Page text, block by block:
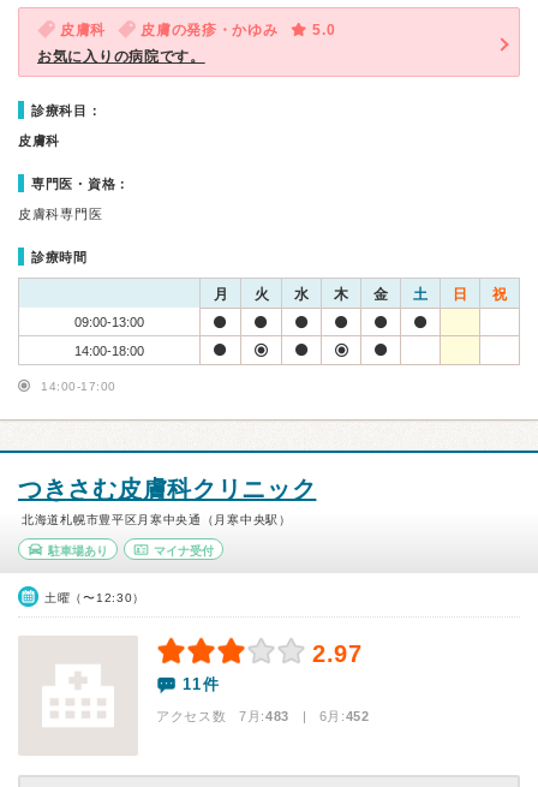
皮膚科 皮膚の発疹・かゆみ
5.0
お気に入りの病院です。
診療科目：
皮膚科
専門医・資格：
皮膚科専門医
診療時間
月 火 水 木 金 土 日 祝
09:00-13:00
14:00-18:00
14:00-17:00
つきさむ皮膚科クリニック
北海道札幌市豊平区月寒中央通（月寒中央駅）
駐車場あり マイナ受付
土曜（〜12:30）
2.97
11件
アクセス数 7月:483 | 6月:452